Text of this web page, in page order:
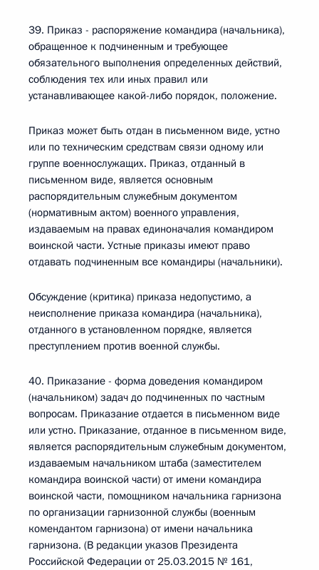
39. Приказ - распоряжение командира (начальника),
обращенное к подчиненным и требующее
обязательного выполнения определенных действий,
соблюдения тех или иных правил или
устанавливающее какой-либо порядок, положение.
Приказ может быть отдан в письменном виде, устно
или по техническим средствам связи одному или
группе военнослужащих. Приказ, отданный в
письменном виде, является основным
распорядительным служебным документом
(нормативным актом) военного управления,
издаваемым на правах единоначалия командиром
воинской части. Устные приказы имеют право
отдавать подчиненным все командиры (начальники).
Обсуждение (критика) приказа недопустимо, а
неисполнение приказа командира (начальника),
отданного в установленном порядке, является
преступлением против военной службы.
40. Приказание - форма доведения командиром
(начальником) задач до подчиненных по частным
вопросам. Приказание отдается в письменном виде
или устно. Приказание, отданное в письменном виде,
является распорядительным служебным документом,
издаваемым начальником штаба (заместителем
командира воинской части) от имени командира
воинской части, помощником начальника гарнизона
по организации гарнизонной службы (военным
комендантом гарнизона) от имени начальника
гарнизона. (В редакции указов Президента
Российской Федерации от 25.03.2015 № 161,